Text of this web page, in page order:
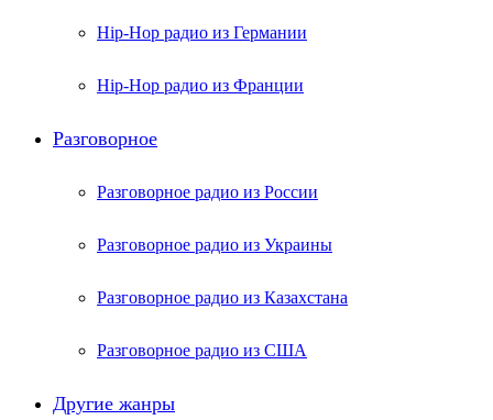
Hip-Hop радио из Германии
Hip-Hop радио из Франции
Разговорное
Разговорное радио из России
Разговорное радио из Украины
Разговорное радио из Казахстана
Разговорное радио из США
Другие жанры